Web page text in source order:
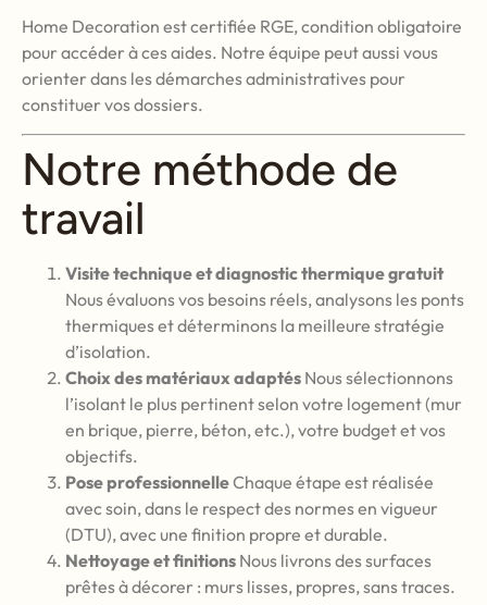
Home Decoration est certifiée RGE, condition obligatoire
pour accéder à ces aides. Notre équipe peut aussi vous
orienter dans les démarches administratives pour
constituer vos dossiers.
Notre méthode de
travail
Visite technique et diagnostic thermique gratuit
Nous évaluons vos besoins réels, analysons les ponts
thermiques et déterminons la meilleure stratégie
d’isolation.
Choix des matériaux adaptés Nous sélectionnons
l’isolant le plus pertinent selon votre logement (mur
en brique, pierre, béton, etc.), votre budget et vos
objectifs.
Pose professionnelleChaque étape est réalisée
avec soin, dans le respect des normes en vigueur
(DTU), avec une finition propre et durable.
Nettoyage et finitions Nous livrons des surfaces
prêtes à décorer : murs lisses, propres, sans traces.